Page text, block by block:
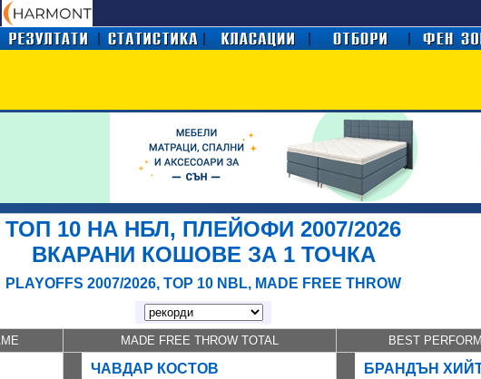
ТОП 10 НА НБЛ, ПЛЕЙОФИ 2007/2026
ВКАРАНИ КОШОВЕ ЗА 1 ТОЧКA
PLAYOFFS 2007/2026, TOP 10 NBL, MADE FREE THROW
MADE FREE THROW TOTAL BEST
ЧАВДАР КОСТОВ БРАНДЪН